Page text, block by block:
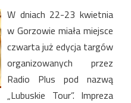
W dniach 22-23 kwietnia
w Gorzowie miała miejsce
czwarta już edycja targów
organizowanych przez
Radio Plus pod nazwą
„Lubuskie Tour”. Impreza